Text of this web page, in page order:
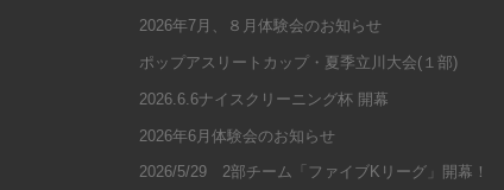
2026年7月、８月体験会のお知らせ
ポップアスリートカップ・夏季立川大会(１部)
2026.6.6ナイスクリーニング杯 開幕
2026年6月体験会のお知らせ
2026/5/29 2部チーム「ファイブKリーグ」開幕！